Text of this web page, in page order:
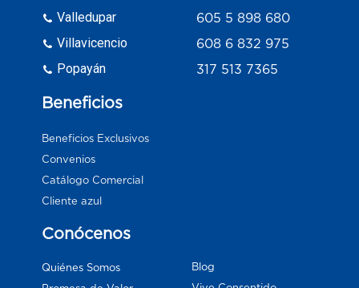
Valledupar
Villavicencio
Popayán
605 5 898 680
608 6 832 975
317 513 7365
Beneficios
Beneficios Exclusivos
Convenios
Catálogo Comercial
Cliente azul
Conócenos
Quiénes Somos
Blog